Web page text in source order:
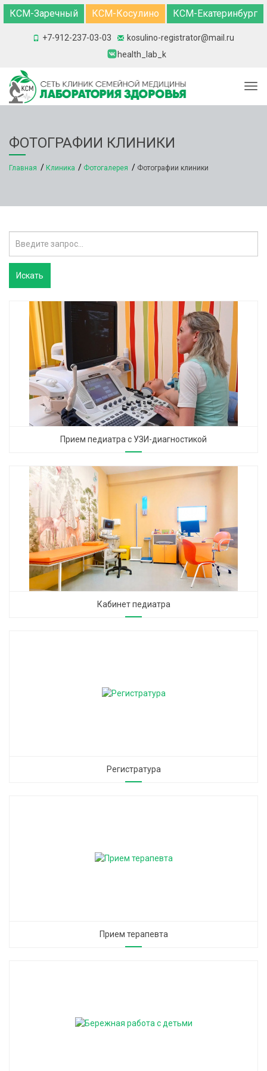
КСМ-Заречный КСМ-Косулино КСМ-Екатеринбург
+7-912-237-03-03
kosulino-registrator@mail.ru
health_lab_k
ФОТОГРАФИИ КЛИНИКИ
Главная Клиника Фотогалерея Фотографии клиники
Прием педиатра с УЗИ-диагностикой
Кабинет педиатра
Регистратура
Прием терапевта